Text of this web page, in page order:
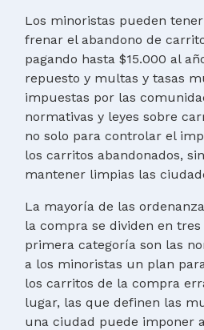
Los minoristas pueden
frenar el abandono de
pagando hasta $15.000 al
repuesto y multas y tasas
impuestas por las
normativas y leyes sobre
no solo para controlar el
los carritos abandonados,
mantener limpias las
La mayoría de las
la compra se dividen en tres
primera categoría son las
a los minoristas un plan
los carritos de la compra
lugar, las que definen las
una ciudad puede imponer